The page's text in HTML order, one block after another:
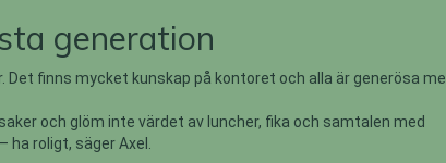
generation
Det finns mycket kunskap på kontoret och alla är generösa
och glöm inte värdet av luncher, fika och samtalen med
roligt, säger Axel.